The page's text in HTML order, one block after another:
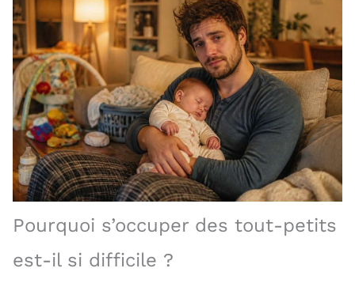
Pourquoi s’occuper des tout-petits
est-il si difficile ?